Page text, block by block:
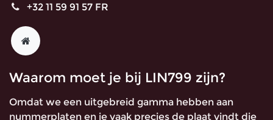
+32 11 59 91 57 FR
Waarom moet je bij LIN799 zijn?
Omdat we een uitgebreid gamma hebben aan
nummerplaten en je vaak precies de plaat vindt die